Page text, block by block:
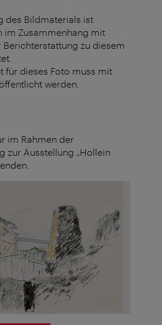
des Bildmaterials ist
im Zusammenhang mit
Berichterstattung zu diesem
für dieses Foto muss mit
werden.
im Rahmen der
zur Ausstellung „Hollein